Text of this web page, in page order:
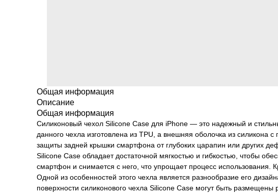
Общая информация
Описание
Общая информация
Силиконовый чехол Silicone Case для iPhone — это надежный и
данного чехла изготовлена из TPU, а внешняя оболочка из
защиты задней крышки смартфона от глубоких царапин или других
Silicone Case обладает достаточной мягкостью и гибкостью, чтобы
смартфон и снимается с него, что упрощает процесс использования.
Одной из особенностей этого чехла является разнообразие его
поверхности силиконового чехла Silicone Case могут быть